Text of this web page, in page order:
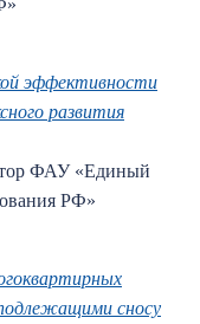
эффективности
развития
ФАУ «Единый
РФ»
сносу